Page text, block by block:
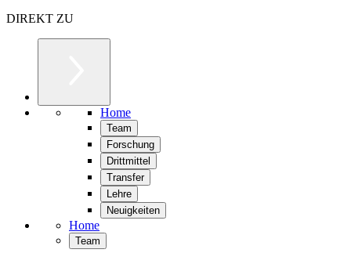
DIREKT ZU
Home
Team
Forschung
Drittmittel
Transfer
Lehre
Neuigkeiten
Home
Team